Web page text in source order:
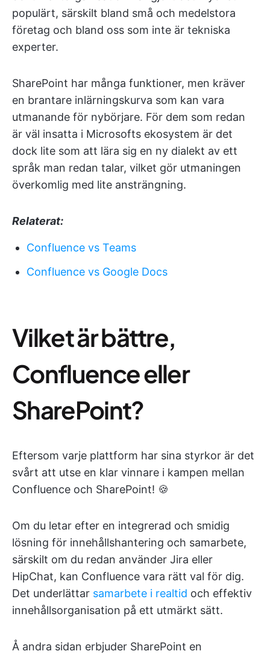
populärt, särskilt bland små och medelstora
företag och bland oss som inte är tekniska
experter.
SharePoint har många funktioner, men kräver
en brantare inlärningskurva som kan vara
utmanande för nybörjare. För dem som redan
är väl insatta i Microsofts ekosystem är det
dock lite som att lära sig en ny dialekt av ett
språk man redan talar, vilket gör utmaningen
överkomlig med lite ansträngning.
Relaterat:
Confluence vs Teams
Confluence vs Google Docs
Vilket är bättre,
Confluence eller
SharePoint?
Eftersom varje plattform har sina styrkor är det
svårt att utse en klar vinnare i kampen mellan
Confluence och SharePoint! 🍪
Om du letar efter en integrerad och smidig
lösning för innehållshantering och samarbete,
särskilt om du redan använder Jira eller
HipChat, kan Confluence vara rätt val för dig.
Det underlättar samarbete i realtid och effektiv
innehållsorganisation på ett utmärkt sätt.
Å andra sidan erbjuder SharePoint en